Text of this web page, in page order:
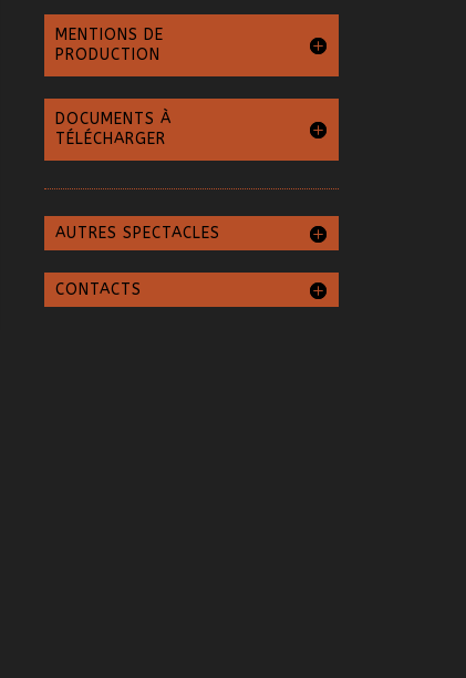
MENTIONS DE
PRODUCTION
DOCUMENTS À
TÉLÉCHARGER
AUTRES SPECTACLES
CONTACTS